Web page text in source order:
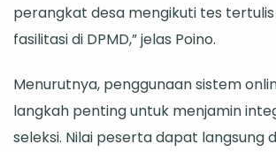
perangkat desa mengikuti tes
fasilitasi di DPMD,” jelas Poino.
Menurutnya, penggunaan sistem
langkah penting untuk menjamin
seleksi. Nilai peserta dapat langsung